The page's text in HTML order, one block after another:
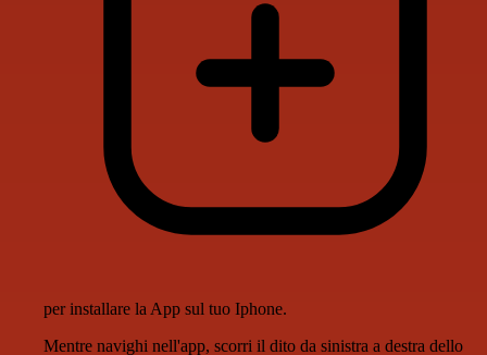
per installare la App sul tuo Iphone.
Mentre navighi nell'app, scorri il dito da sinistra a destra dello